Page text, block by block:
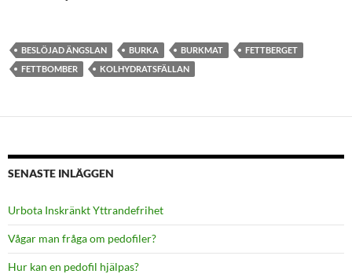
BESLÖJAD ÄNGSLAN BURKA BURKMAT
FETTBERGET
FETTBOMBER
KOLHYDRATSFÄLLAN
SENASTE INLÄGGEN
Urbota Inskränkt Yttrandefrihet
Vågar man fråga om pedofiler?
Hur kan en pedofil hjälpas?